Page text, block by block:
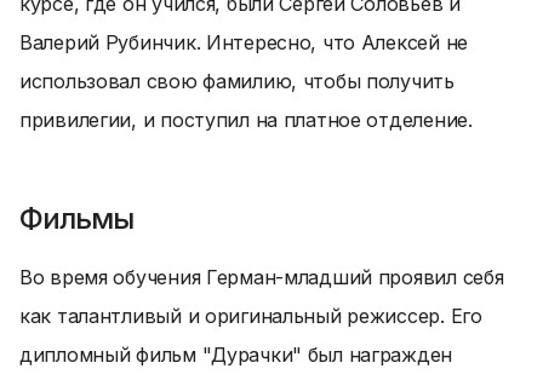
Валерий Рубинчик. Интересно, что Алексей не
использовал свою фамилию, чтобы получить
привилегии, и поступил на платное отделение.
Фильмы
Во время обучения Герман-младший проявил себя
как талантливый и оригинальный режиссер. Его
дипломный фильм "Дурачки" был награжден